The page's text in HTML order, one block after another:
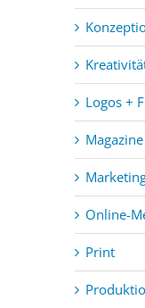
Logos +
Online-
Print